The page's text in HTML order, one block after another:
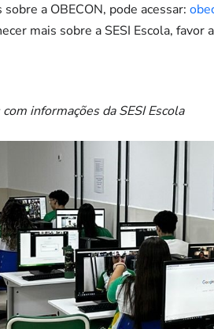
sobre a OBECON, pode acessar:
mais sobre a SESI Escola, favor
informações da SESI Escola